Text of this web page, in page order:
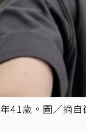
41歲。圖／摘自